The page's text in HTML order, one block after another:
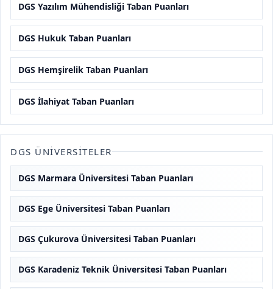
DGS Yazılım Mühendisliği Taban Puanları
DGS Hukuk Taban Puanları
DGS Hemşirelik Taban Puanları
DGS İlahiyat Taban Puanları
DGS ÜNIVERSITELER
DGS Marmara Üniversitesi Taban Puanları
DGS Ege Üniversitesi Taban Puanları
DGS Çukurova Üniversitesi Taban Puanları
DGS Karadeniz Teknik Üniversitesi Taban Puanları